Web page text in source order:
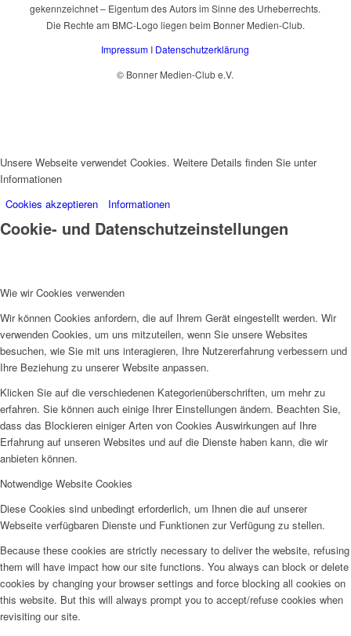
gekennzeichnet – Eigentum des Autors im Sinne des Urheberrechts.
Die Rechte am BMC-Logo liegen beim Bonner Medien-Club.
Impressum I Datenschutzerklärung
© Bonner Medien-Club e.V.
Unsere Webseite verwendet Cookies. Weitere Details finden Sie unter
Informationen
Cookies akzeptieren
Informationen
Cookie- und Datenschutzeinstellungen
Wie wir Cookies verwenden
Wir können Cookies anfordern, die auf Ihrem Gerät eingestellt werden. Wir
verwenden Cookies, um uns mitzuteilen, wenn Sie unsere Websites
besuchen, wie Sie mit uns interagieren, Ihre Nutzererfahrung verbessern und
Ihre Beziehung zu unserer Website anpassen.
Klicken Sie auf die verschiedenen Kategorienüberschriften, um mehr zu
erfahren. Sie können auch einige Ihrer Einstellungen ändern. Beachten Sie,
dass das Blockieren einiger Arten von Cookies Auswirkungen auf Ihre
Erfahrung auf unseren Websites und auf die Dienste haben kann, die wir
anbieten können.
Notwendige Website Cookies
Diese Cookies sind unbedingt erforderlich, um Ihnen die auf unserer
Webseite verfügbaren Dienste und Funktionen zur Verfügung zu stellen.
Because these cookies are strictly necessary to deliver the website, refusing
them will have impact how our site functions. You always can block or delete
cookies by changing your browser settings and force blocking all cookies on
this website. But this will always prompt you to accept/refuse cookies when
revisiting our site.